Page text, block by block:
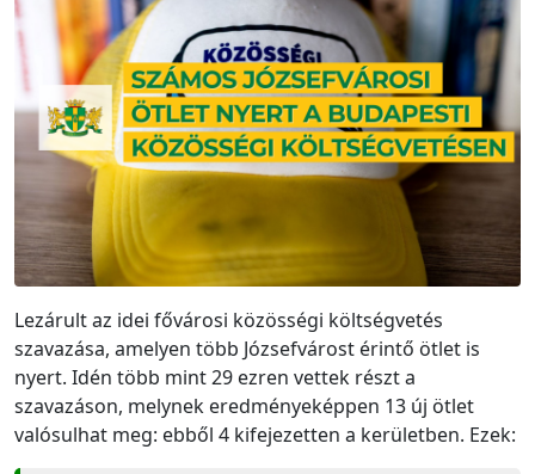
Lezárult az idei fővárosi közösségi költségvetés
szavazása, amelyen több Józsefvárost érintő ötlet is
nyert. Idén több mint 29 ezren vettek részt a
szavazáson, melynek eredményeképpen 13 új ötlet
valósulhat meg: ebből 4 kifejezetten a kerületben. Ezek: